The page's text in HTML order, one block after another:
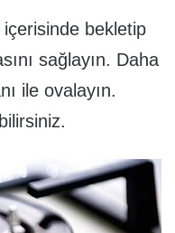
bekletip
sağlayın. Daha
ile ovalayın.